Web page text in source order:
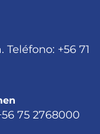
+56 71
75 2768000